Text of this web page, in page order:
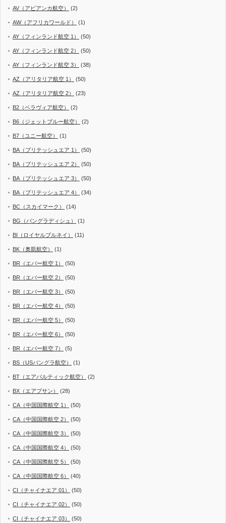
AV（アビアンカ航空） (2)
AW（アフリカワールド） (1)
AY（フィンランド航空 1） (50)
AY（フィンランド航空 2） (50)
AY（フィンランド航空 3） (38)
AZ（アリタリア航空 1） (50)
AZ（アリタリア航空 2） (23)
B2（ベラヴィア航空） (2)
B6（ジェットブルー航空） (2)
B7（ユニー航空） (1)
BA（ブリテッシュエア 1） (50)
BA（ブリテッシュエア 2） (50)
BA（ブリテッシュエア 3） (50)
BA（ブリテッシュエア 4） (34)
BC（スカイマーク） (14)
BG（バングラディシュ） (1)
BI（ロイヤルブルネイ） (11)
BK（奥凱航空） (1)
BR（エバー航空 1） (50)
BR（エバー航空 2） (50)
BR（エバー航空 3） (50)
BR（エバー航空 4） (50)
BR（エバー航空 5） (50)
BR（エバー航空 6） (50)
BR（エバー航空 7） (5)
BS（USバングラ航空） (1)
BT（エアバルティック航空） (2)
BX（エアプサン） (28)
CA（中国国際航空 1） (50)
CA（中国国際航空 2） (50)
CA（中国国際航空 3） (50)
CA（中国国際航空 4） (50)
CA（中国国際航空 5） (50)
CA（中国国際航空 6） (40)
CI（チャイナエア 01） (50)
CI（チャイナエア 02） (50)
CI（チャイナエア 03） (50)